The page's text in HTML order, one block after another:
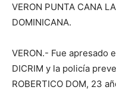
VERON PUNTA CANA
DOMINICANA.
VERON.- Fue apresado
DICRIM y la policía
ROBERTICO DOM, 23